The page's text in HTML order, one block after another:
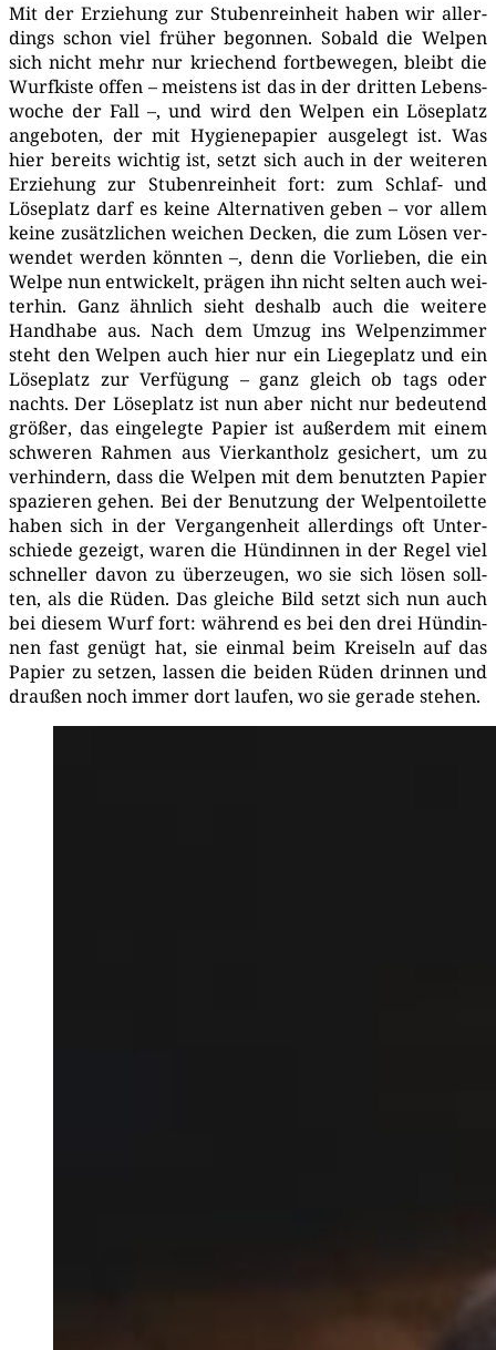
Mit der Erzie­hung zur Stu­ben­rein­heit haben wir aller­
dings schon viel frü­her begon­nen. Sobald die Wel­pen
sich nicht mehr nur krie­chend fort­be­we­gen, bleibt die
Wurf­kis­te offen – meis­tens ist das in der drit­ten Lebens­
wo­che der Fall –, und wird den Wel­pen ein Löse­platz
ange­bo­ten, der mit Hygie­ne­pa­pier aus­ge­legt ist. Was
hier bereits wich­tig ist, setzt sich auch in der wei­te­ren
Erzie­hung zur Stu­ben­rein­heit fort: zum Schlaf- und
Löse­platz darf es kei­ne Alter­na­ti­ven geben – vor allem
kei­ne zusätz­li­chen wei­chen Decken, die zum Lösen ver­
wen­det wer­den könn­ten –, denn die Vor­lie­ben, die ein
Wel­pe nun ent­wi­ckelt, prä­gen ihn nicht sel­ten auch wei­
ter­hin. Ganz ähn­lich sieht des­halb auch die wei­te­re
Hand­ha­be aus. Nach dem Umzug ins Wel­pen­zim­mer
steht den Wel­pen auch hier nur ein Lie­ge­platz und ein
Löse­platz zur Ver­fü­gung – ganz gleich ob tags oder
nachts. Der Löse­platz ist nun aber nicht nur bedeu­tend
grö­ßer, das ein­ge­leg­te Papier ist außer­dem mit einem
schwe­ren Rah­men aus Vier­kant­holz gesi­chert, um zu
ver­hin­dern, dass die Wel­pen mit dem benutz­ten Papier
spa­zie­ren gehen. Bei der Benut­zung der Wel­pen­toi­let­te
haben sich in der Ver­gan­gen­heit aller­dings oft Unter­
schie­de gezeigt, waren die Hün­din­nen in der Regel viel
schnel­ler davon zu über­zeu­gen, wo sie sich lösen soll­
ten, als die Rüden. Das glei­che Bild setzt sich nun auch
bei die­sem Wurf fort: wäh­rend es bei den drei Hün­din­
nen fast genügt hat, sie ein­mal beim Krei­seln auf das
Papier zu set­zen, las­sen die bei­den Rüden drin­nen und
drau­ßen noch immer dort lau­fen, wo sie gera­de stehen.